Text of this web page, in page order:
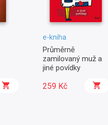
e-kniha
Průměrně
zamilovaný muž a
jiné povídky
259 Kč